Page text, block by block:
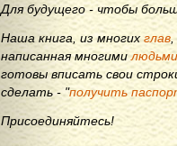
Для будущего - чтобы
Наша книга, из многихглав
написанная многимилюдьми
готовы вписать свои
сделать - "получить
Присоединяйтесь!